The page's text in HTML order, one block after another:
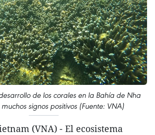
de los corales en la Bahía de Nha
signos positivos (Fuente: VNA)
(VNA) - El ecosistema